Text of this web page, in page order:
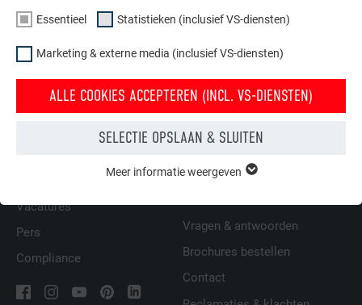
rij sneeuwvangers aan de dakrand niet.
FAMILIEBEDRIJF | PREFA
Vacatures
Pers
Compliance
WIJ HELPEN U
Dakdekkers bij u in de buurt
Vragen & antwoorden
Brochures bestellen
Contact
Essentieel Statistieken (inclusief VS-diensten)
Marketing & externe media (inclusief VS-diensten)
ALLE COOKIES ACCEPTEREN (INCL. VS-DIENSTEN)
SELECTIE OPSLAAN & SLUITEN
van de website. Hierdoor wordt gewaarborgd dat de website
onberispelijk werkt.
NAAM
AANBIEDER PHP
Meer informatie weergeven